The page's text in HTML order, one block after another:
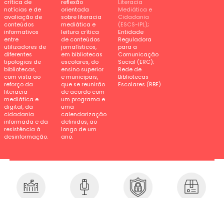
crítica de
notícias e de
avaliação de
conteúdos
informativos
entre
utilizadores de
diferentes
tipologias de
bibliotecas,
com vista ao
reforço da
literacia
mediática e
digital, da
cidadania
informada e da
resistência à
desinformação.
reflexão
orientada
sobre literacia
mediática e
leitura crítica
de conteúdos
jornalísticos,
em bibliotecas
escolares, do
ensino superior
e municipais,
que se reunirão
de acordo com
um programa e
uma
calendarização
definidos, ao
longo de um
ano.
Literacia
Mediática e
Cidadania
(ESCS-IPL);
Entidade
Reguladora
para a
Comunicação
Social (ERC);
Rede de
Bibliotecas
Escolares (RBE)